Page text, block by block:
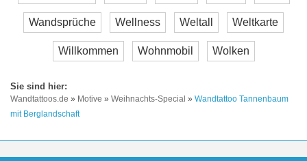
Wandsprüche Wellness Weltall Weltkarte
Willkommen Wohnmobil Wolken
Wandtattoos.de » Motive » Weihnachts-Special » Wandtattoo Tannenbaum
mit Berglandschaft